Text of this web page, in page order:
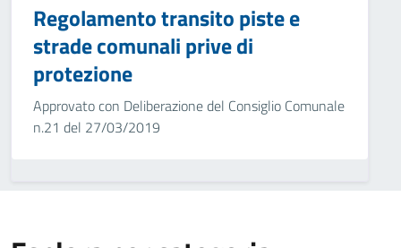
Regolamento transito piste e
strade comunali prive di
protezione
Approvato con Deliberazione del Consiglio Comunale
n.21 del 27/03/2019